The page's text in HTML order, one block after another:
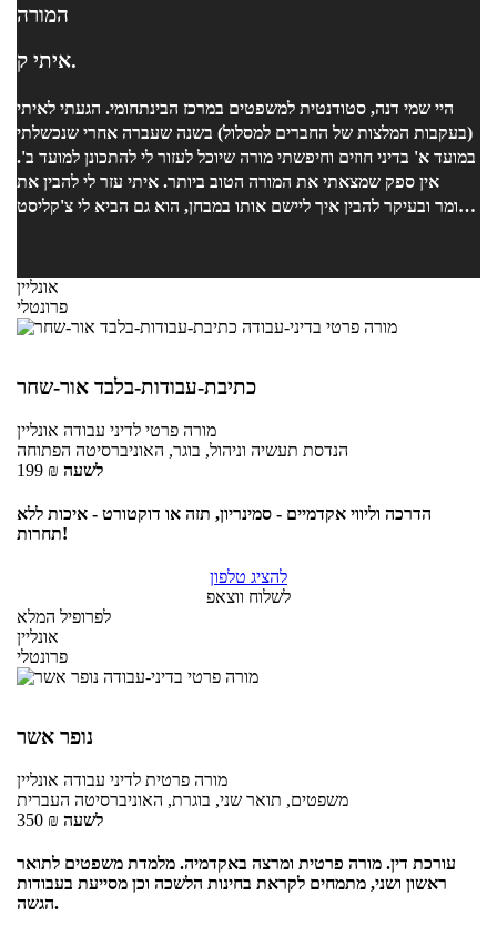
המורה
איתי ק.
היי שמי דנה, סטודנטית למשפטים במרכז הבינתחומי. הגעתי לאיתי
(בעקבות המלצות של החברים למסלול) בשנה שעברה אחרי שנכשלתי
במועד א' בדיני חוזים וחיפשתי מורה שיוכל לעזור לי להתכונן למועד ב'.
אין ספק שמצאתי את המורה הטוב ביותר. איתי עזר לי להבין את
החומר ובעיקר להבין איך ליישם אותו במבחן, הוא גם הביא לי צ'קליסט
ללמוד עם איתי (הפעם נזיקין) ולא רק לפני המבחן. ממליצה לכולם
בחום, המורה הכי טוב שאפשר למצוא, מעבר לזה שהשיעורים מאוד
מושקעים והחומר מובן, איתי גם זמין תמיד לשאלות ועושה הכל
אונליין
פרונטלי
כתיבת-עבודות-בלבד אור-שחר
מורה פרטי לדיני עבודה אונליין
הנדסת תעשיה וניהול, בוגר, האוניברסיטה הפתוחה
199 ₪ לשעה
הדרכה וליווי אקדמיים - סמינריון, תזה או דוקטורט - איכות ללא
תחרות!
להציג טלפון
לשלוח ווצאפ
לפרופיל המלא
אונליין
פרונטלי
נופר אשר
מורה פרטית לדיני עבודה אונליין
משפטים, תואר שני, בוגרת, האוניברסיטה העברית
350 ₪ לשעה
עורכת דין. מורה פרטית ומרצה באקדמיה. מלמדת משפטים לתואר
ראשון ושני, מתמחים לקראת בחינות הלשכה וכן מסייעת בעבודות
הגשה.